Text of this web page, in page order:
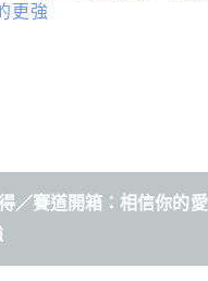
／賽道開箱：相信你的愛